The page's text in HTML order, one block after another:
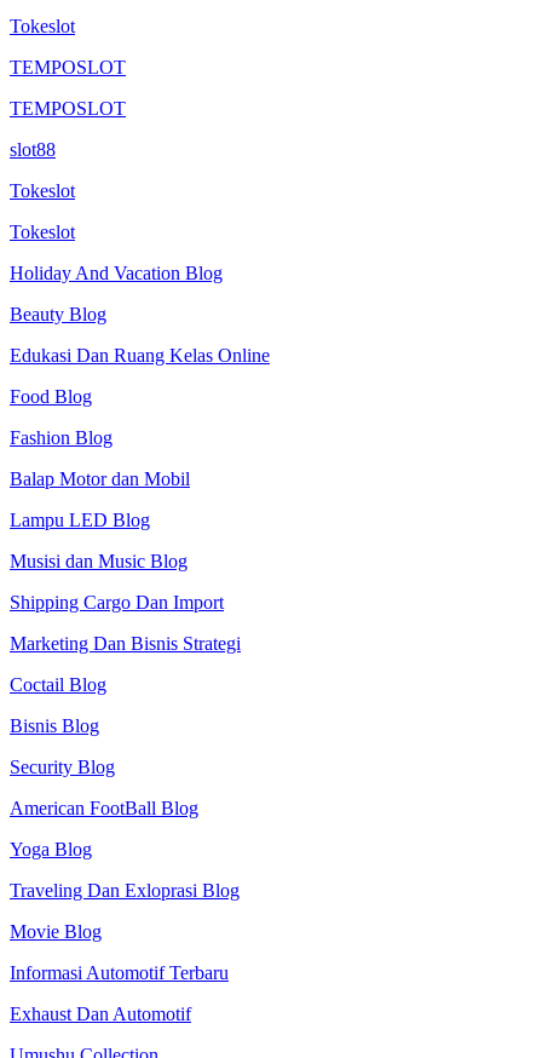
Tokeslot
TEMPOSLOT
TEMPOSLOT
slot88
Tokeslot
Tokeslot
Holiday And Vacation Blog
Beauty Blog
Edukasi Dan Ruang Kelas Online
Food Blog
Fashion Blog
Balap Motor dan Mobil
Lampu LED Blog
Musisi dan Music Blog
Shipping Cargo Dan Import
Marketing Dan Bisnis Strategi
Coctail Blog
Bisnis Blog
Security Blog
American FootBall Blog
Yoga Blog
Traveling Dan Exloprasi Blog
Movie Blog
Informasi Automotif Terbaru
Exhaust Dan Automotif